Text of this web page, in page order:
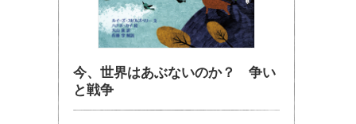
今、世界はあぶないのか？ 争い
と戦争